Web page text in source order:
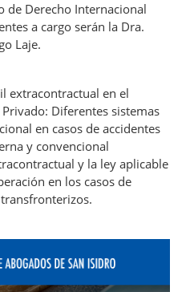
de Derecho Internacional
a cargo serán la Dra.
Laje.
extracontractual en el
Diferentes sistemas
en casos de accidentes
y convencional
y la ley aplicable
en los casos de